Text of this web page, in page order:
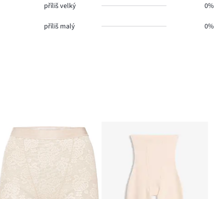
příliš velký 0%
příliš malý 0%